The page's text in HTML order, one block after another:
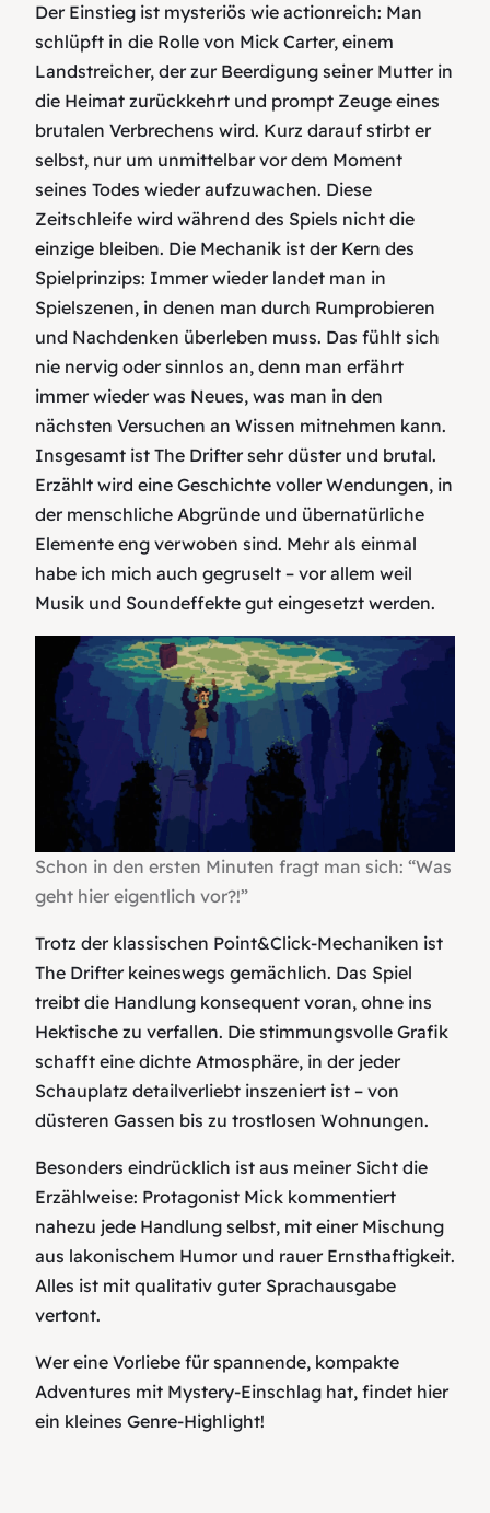
Der Einstieg ist mysteriös wie actionreich: Man
schlüpft in die Rolle von Mick Carter, einem
Landstreicher, der zur Beerdigung seiner Mutter in
die Heimat zurückkehrt und prompt Zeuge eines
brutalen Verbrechens wird. Kurz darauf stirbt er
selbst, nur um unmittelbar vor dem Moment
seines Todes wieder aufzuwachen. Diese
Zeitschleife wird während des Spiels nicht die
einzige bleiben. Die Mechanik ist der Kern des
Spielprinzips: Immer wieder landet man in
Spielszenen, in denen man durch Rumprobieren
und Nachdenken überleben muss. Das fühlt sich
nie nervig oder sinnlos an, denn man erfährt
immer wieder was Neues, was man in den
nächsten Versuchen an Wissen mitnehmen kann.
Insgesamt ist The Drifter sehr düster und brutal.
Erzählt wird eine Geschichte voller Wendungen, in
der menschliche Abgründe und übernatürliche
Elemente eng verwoben sind. Mehr als einmal
habe ich mich auch gegruselt – vor allem weil
Musik und Soundeffekte gut eingesetzt werden.
Schon in den ersten Minuten fragt man sich: “Was
geht hier eigentlich vor?!”
Trotz der klassischen Point&Click-Mechaniken ist
The Drifter keineswegs gemächlich. Das Spiel
treibt die Handlung konsequent voran, ohne ins
Hektische zu verfallen. Die stimmungsvolle Grafik
schafft eine dichte Atmosphäre, in der jeder
Schauplatz detailverliebt inszeniert ist – von
düsteren Gassen bis zu trostlosen Wohnungen.
Besonders eindrücklich ist aus meiner Sicht die
Erzählweise: Protagonist Mick kommentiert
nahezu jede Handlung selbst, mit einer Mischung
aus lakonischem Humor und rauer Ernsthaftigkeit.
Alles ist mit qualitativ guter Sprachausgabe
vertont.
Wer eine Vorliebe für spannende, kompakte
Adventures mit Mystery-Einschlag hat, findet hier
ein kleines Genre-Highlight!